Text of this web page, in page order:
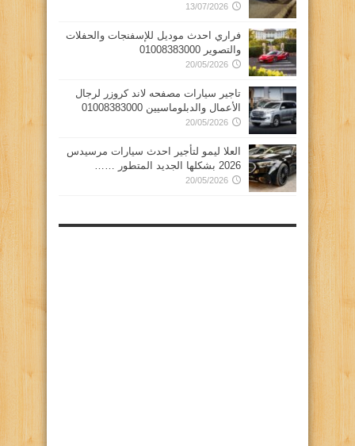
13/07/2026
فراري احدث موديل للإسفنجات والحفلات
والتصوير 01008383000
20/05/2026
تاجير سيارات مصفحه لاند كروزر لرجال
الأعمال والدبلوماسيين 01008383000
20/05/2026
العلا ليمو لتأجير احدث سيارات مرسيدس
2026 بشكلها الجديد المتطور ……
20/05/2026